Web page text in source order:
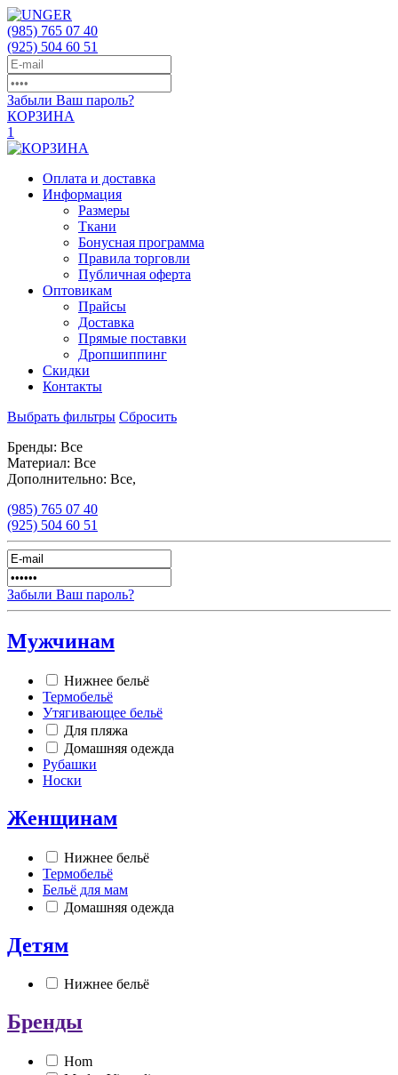
(985) 765 07 40
(925) 504 60 51
Забыли Ваш пароль?
КОРЗИНА
1
Оплата и доставка
Информация
Размеры
Ткани
Бонусная программа
Правила торговли
Публичная оферта
Оптовикам
Прайсы
Доставка
Прямые поставки
Дропшиппинг
Скидки
Контакты
Выбрать фильтры Сбросить
Бренды: Все
Материал: Все
Дополнительно: Все,
(985) 765 07 40
(925) 504 60 51
Забыли Ваш пароль?
Мужчинам
Нижнее бельё
Термобельё
Утягивающее бельё
Для пляжа
Домашняя одежда
Рубашки
Носки
Женщинам
Нижнее бельё
Термобельё
Бельё для мам
Домашняя одежда
Детям
Нижнее бельё
Бренды
Hom